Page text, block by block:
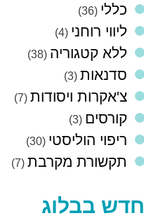
כללי (36)
ליווי רוחני (4)
ללא קטגוריה (38)
סדנאות(3)
צ'אקרות ויסודות(7)
קורסים (3)
ריפוי הוליסטי (30)
תקשורת מקרבת(7)
חדש בבלוג